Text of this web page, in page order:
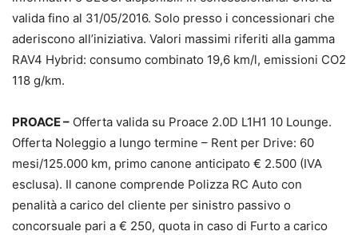
valida fino al 31/05/2016. Solo presso i concessionari che
aderiscono all’iniziativa. Valori massimi riferiti alla gamma
RAV4 Hybrid: consumo combinato 19,6 km/l, emissioni CO2
118 g/km.
PROACE – Offerta valida su Proace 2.0D L1H1 10 Lounge.
Offerta Noleggio a lungo termine – Rent per Drive: 60
mesi/125.000 km, primo canone anticipato € 2.500 (IVA
esclusa). Il canone comprende Polizza RC Auto con
penalità a carico del cliente per sinistro passivo o
concorsuale pari a € 250, quota in caso di Furto a carico